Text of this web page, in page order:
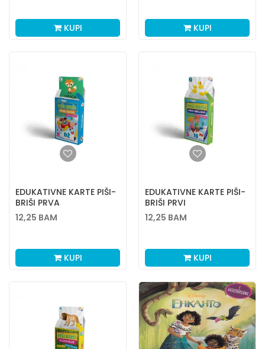
KUPI KUPI
EDUKATIVNE KARTE PIŠI-
BRIŠI PRVA
SLOVA+MARKER
12,25 BAM
KUPI
EDUKATIVNE KARTE PIŠI-
BRIŠI PRVI
BROJEVI+MARKER
12,25 BAM
KUPI